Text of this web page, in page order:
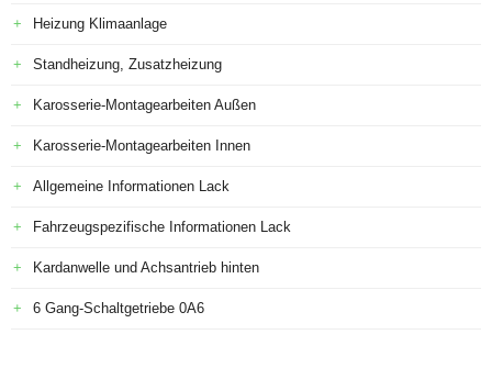
Heizung Klimaanlage
Standheizung, Zusatzheizung
Karosserie-Montagearbeiten Außen
Karosserie-Montagearbeiten Innen
Allgemeine Informationen Lack
Fahrzeugspezifische Informationen Lack
Kardanwelle und Achsantrieb hinten
6 Gang-Schaltgetriebe 0A6